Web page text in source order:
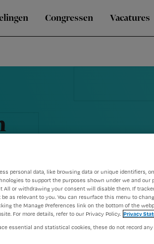
Congressen Vacatures
personal data, like browsing data or unique identifiers,
to support the purposes shown under we and our
All or withdrawing your consent will disable them. If
as relevant to you. You can resurface this menu to
the Manage Preferences link on the bottom of the
For more details, refer to our Privacy Policy. Privacy
essential and statistical cookies, these do not record